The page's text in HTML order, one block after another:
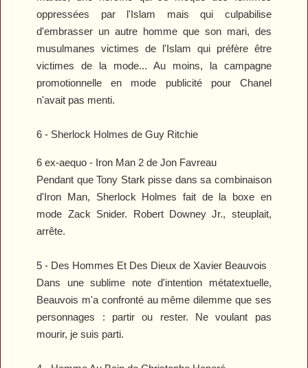
oppressées par l'Islam mais qui culpabilise
d'embrasser un autre homme que son mari, des
musulmanes victimes de l'Islam qui préfère être
victimes de la mode... Au moins, la campagne
promotionnelle en mode publicité pour Chanel
n'avait pas menti.
6 - Sherlock Holmes de Guy Ritchie
6 ex-aequo - Iron Man 2 de Jon Favreau
Pendant que Tony Stark pisse dans sa combinaison
d'Iron Man, Sherlock Holmes fait de la boxe en
mode Zack Snider. Robert Downey Jr., steuplait,
arrête.
5 - Des Hommes Et Des Dieux de Xavier Beauvois
Dans une sublime note d'intention métatextuelle,
Beauvois m'a confronté au même dilemme que ses
personnages : partir ou rester. Ne voulant pas
mourir, je suis parti.